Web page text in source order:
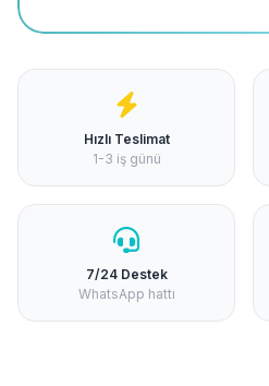
Hızlı Teslimat
1-3 iş günü
7/24 Destek
WhatsApp hattı